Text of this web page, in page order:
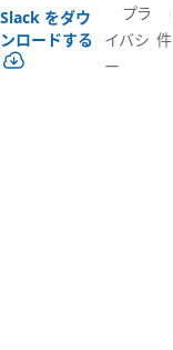
Slack をダウ
ンロードする
プラ
イバシ
ー
件